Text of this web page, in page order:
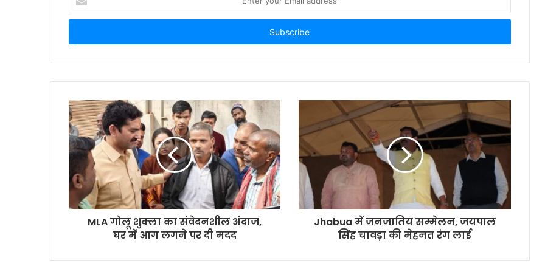
your
Email
MLA गोलू शुक्ला का संवेदनशील अंदाज,
घर में आग लगने पर दी मदद
Jhabua में जनजातिय सम्मेलन, जयपाल
सिंह चावड़ा की मेहनत रंग लाई